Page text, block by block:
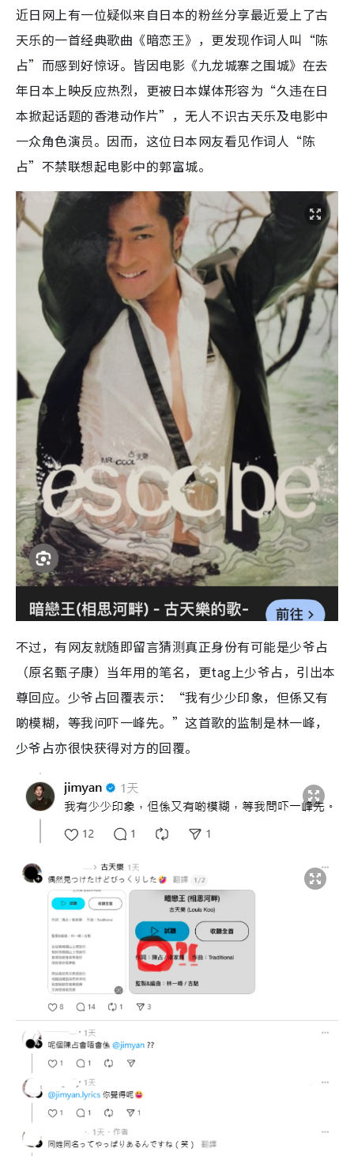
近日网上有一位疑似来自日本的粉丝分享最近爱上了古
天乐的一首经典歌曲《暗恋王》，更发现作词人叫“陈
占”而感到好惊讶。皆因电影《九龙城寨之围城》在去
年日本上映反应热烈，更被日本媒体形容为“久违在日
本掀起话题的香港动作片”，无人不识古天乐及电影中
一众角色演员。因而，这位日本网友看见作词人“陈
占”不禁联想起电影中的郭富城。
不过，有网友就随即留言猜测真正身份有可能是少爷占
（原名甄子康）当年用的笔名，更tag上少爷占，引出本
尊回应。少爷占回覆表示：“我有少少印象，但係又有
啲模糊，等我问吓一峰先。”这首歌的监制是林一峰，
少爷占亦很快获得对方的回覆。